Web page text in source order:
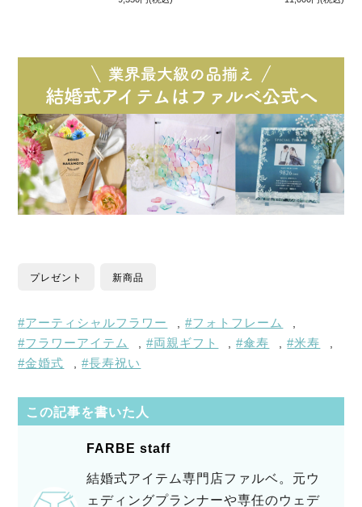
プレゼント 新商品
アーティシャルフラワー , フォトフレーム
フラワーアイテム , 両親ギフト , 傘寿 , 米寿
金婚式 , 長寿祝い
この記事を書いた人
FARBE staff
結婚式アイテム専門店ファルベ。元ウ
ェディングプランナーや専任のウェデ